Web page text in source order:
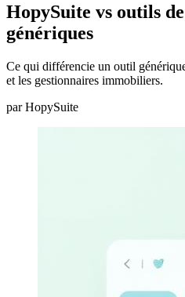
HopySuite vs outils
génériques
Ce qui différencie un outil
et les gestionnaires immobiliers.
par HopySuite